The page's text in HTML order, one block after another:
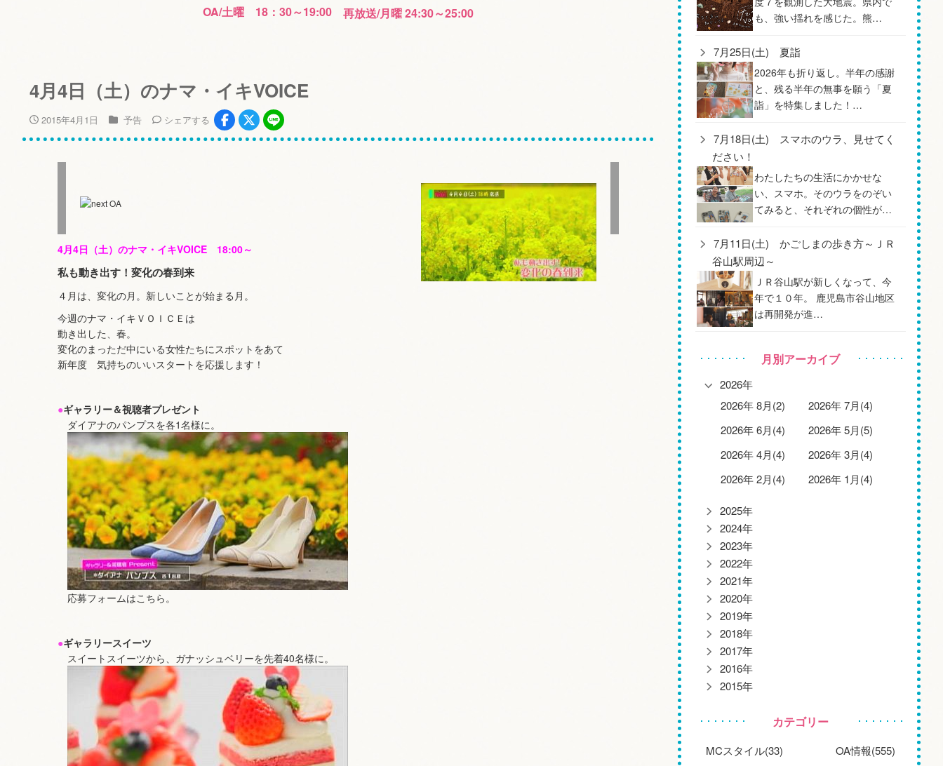
OA/土曜 18：30～19:00 再放送/月曜 24:30～25:00
4月4日（土）のナマ・イキVOICE
2015年4月1日 予告 シェアする
4月4日（土）のナマ・イキVOICE 18:00～
私も動き出す！変化の春到来
４月は、変化の月。新しいことが始まる月。
今週のナマ・イキＶＯＩＣＥは
動き出した、春。
変化のまっただ中にいる女性たちにスポットをあて
新年度 気持ちのいいスタートを応援します！
●ギャラリー＆視聴者プレゼント
ダイアナのパンプスを各1名様に。
応募フォームはこちら。
●ギャラリースイーツ
スイートスイーツから、ガナッシュベリーを先着40名様に。
も、強い揺れを感じた。熊…
7月25日(土) 夏詣
2026年も折り返し。半年の感謝
と、残る半年の無事を願う「夏
詣」を特集しました！…
7月18日(土) スマホのウラ、見せてく
ださい！
わたしたちの生活にかかせな
い、スマホ。そのウラをのぞい
てみると、それぞれの個性が…
7月11日(土) かごしまの歩き方～ＪＲ
谷山駅周辺～
ＪＲ谷山駅が新しくなって、今
年で１０年。 鹿児島市谷山地区
は再開発が進…
月別アーカイブ
2026年
2026年 8月(2)
2026年 7月(4)
2026年 6月(4)
2026年 5月(5)
2026年 4月(4)
2026年 3月(4)
2026年 2月(4)
2026年 1月(4)
2025年
2024年
2023年
2022年
2021年
2020年
2019年
2018年
2017年
2016年
2015年
カテゴリー
MCスタイル(33)
OA情報(555)